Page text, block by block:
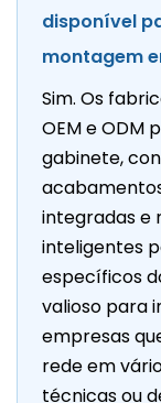
disponível
montagem
Sim. Os
OEM e ODM
gabinete,
integradas e
inteligentes
específicos
valioso para
empresas
rede em
técnicas ou